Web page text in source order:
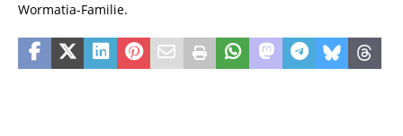
Wormatia-Familie.